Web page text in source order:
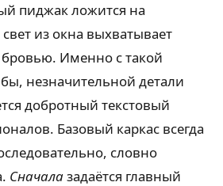
пиджак ложится на
из окна выхватывает
Именно с такой
незначительной детали
добротный текстовый
Базовый каркас всегда
словно
Сначалазадаётся главный